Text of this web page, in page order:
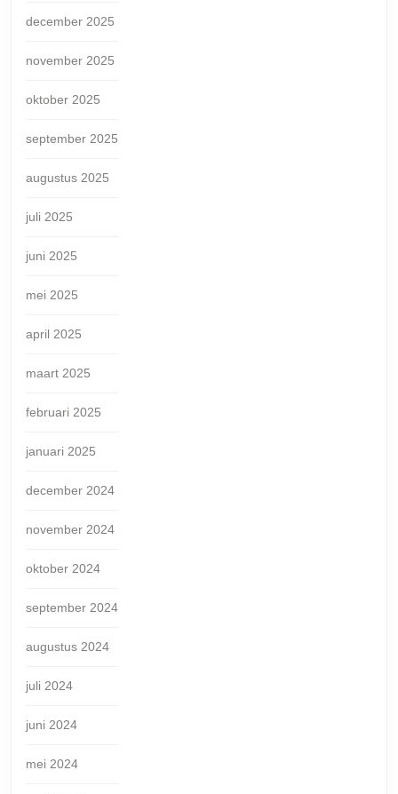
december 2025
november 2025
oktober 2025
september 2025
augustus 2025
juli 2025
juni 2025
mei 2025
april 2025
maart 2025
februari 2025
januari 2025
december 2024
november 2024
oktober 2024
september 2024
augustus 2024
juli 2024
juni 2024
mei 2024